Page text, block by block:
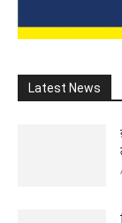
Latest News